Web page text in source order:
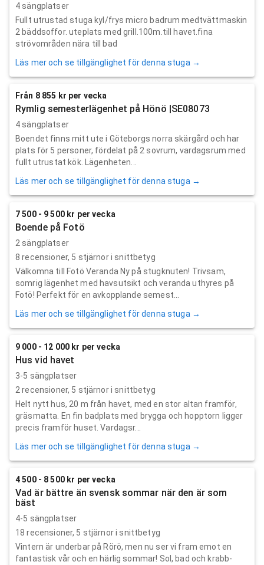
4 sängplatser
Fullt utrustad stuga kyl/frys micro badrum medtvättmaskin
2 bäddsoffor. uteplats med grill.100m.till havet.fina
strövområden nära till bad
Läs mer och se tillgänglighet för denna stuga →
Från 8 855 kr per vecka
Rymlig semesterlägenhet på Hönö |SE08073
4 sängplatser
Boendet finns mitt ute i Göteborgs norra skärgård och har
plats för 5 personer, fördelat på 2 sovrum, vardagsrum med
fullt utrustat kök. Lägenheten...
Läs mer och se tillgänglighet för denna stuga →
7 500 - 9 500 kr per vecka
Boende på Fotö
2 sängplatser
8 recensioner, 5 stjärnor i snittbetyg
Välkomna till Fotö Veranda Ny på stugknuten! Trivsam,
somrig lägenhet med havsutsikt och veranda uthyres på
Fotö! Perfekt för en avkopplande semest...
Läs mer och se tillgänglighet för denna stuga →
9 000 - 12 000 kr per vecka
Hus vid havet
3-5 sängplatser
2 recensioner, 5 stjärnor i snittbetyg
Helt nytt hus, 20 m från havet, med en stor altan framför,
gräsmatta. En fin badplats med brygga och hopptorn ligger
precis framför huset. Vardagsr...
Läs mer och se tillgänglighet för denna stuga →
4 500 - 8 500 kr per vecka
Vad är bättre än svensk sommar när den är som
bäst
4-5 sängplatser
18 recensioner, 5 stjärnor i snittbetyg
Vintern är underbar på Rörö, men nu ser vi fram emot en
fantastisk vår och en härlig sommar! Sol, bad och krabb-